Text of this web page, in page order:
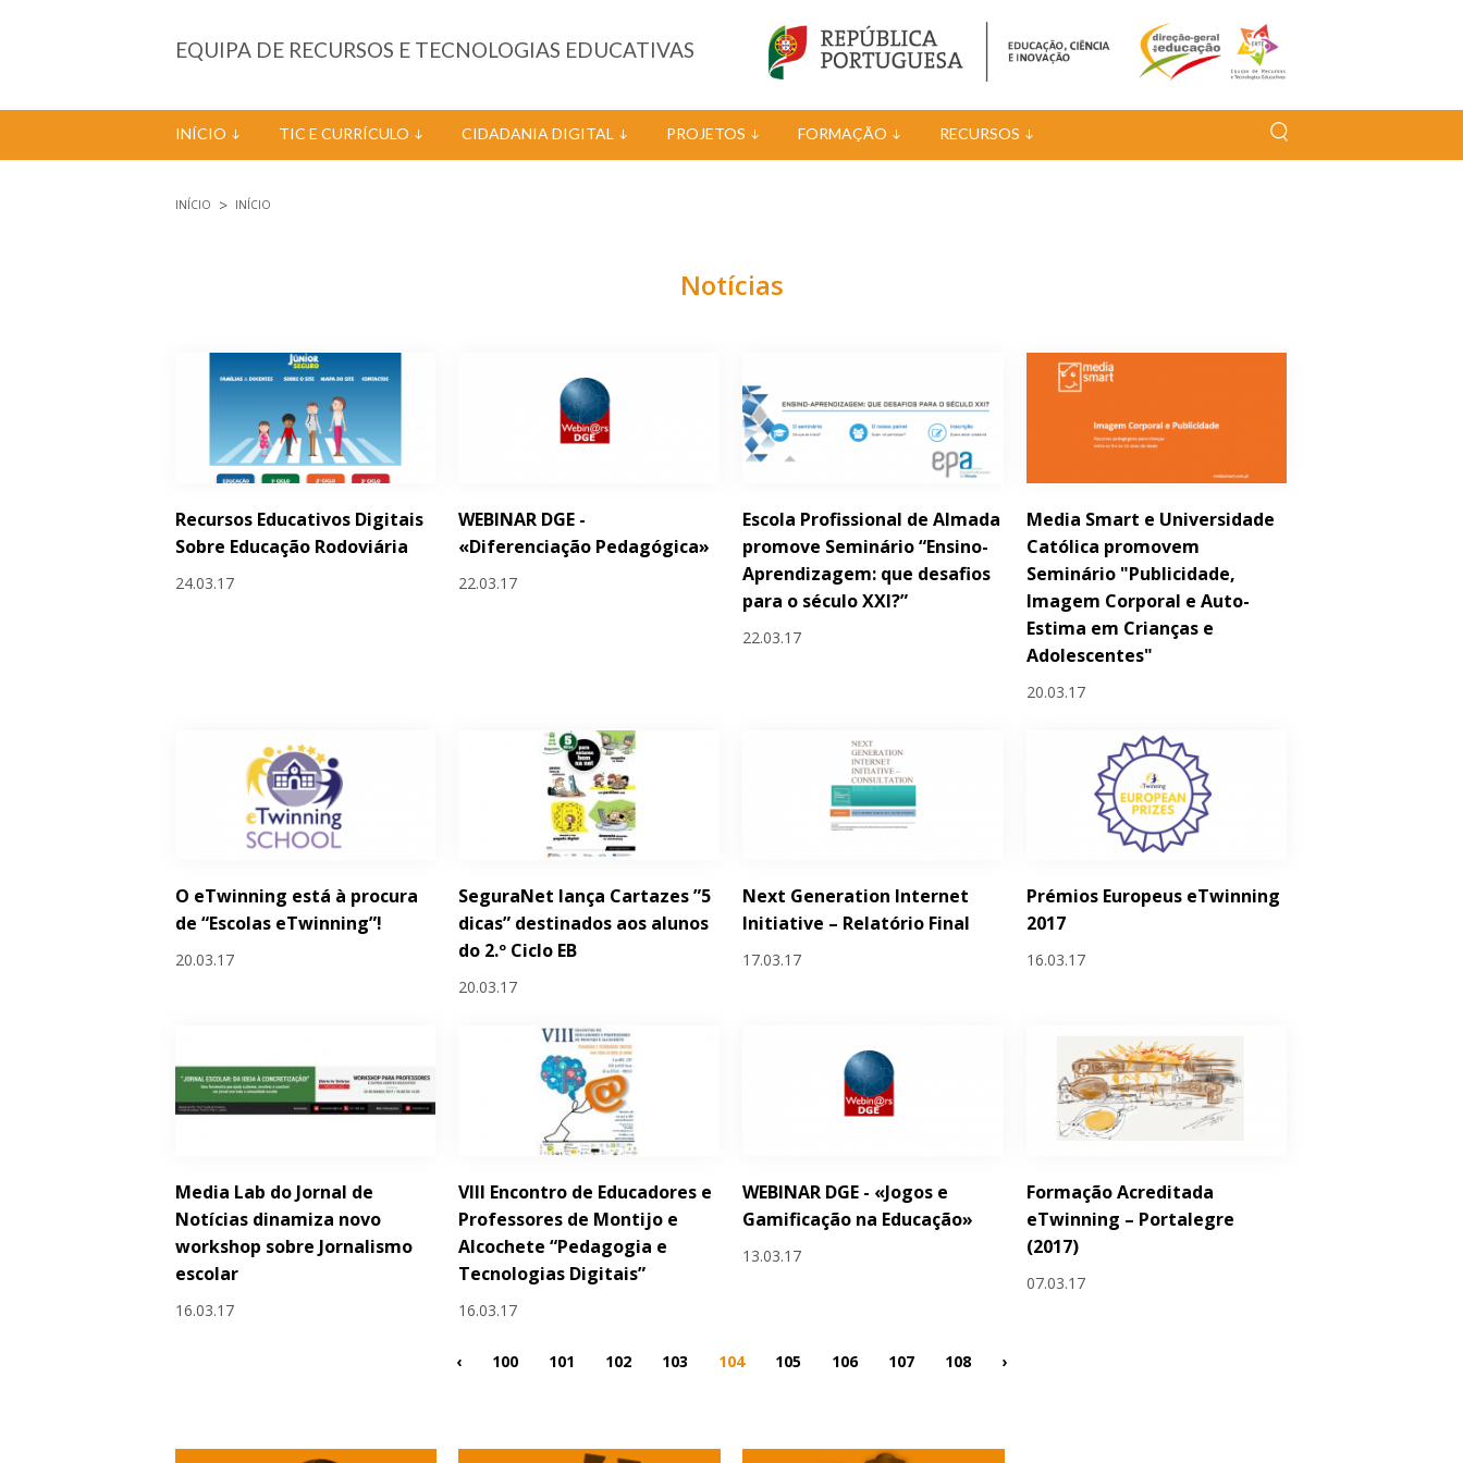
EQUIPA DE RECURSOS E TECNOLOGIAS EDUCATIVAS
INÍCIO TIC E CURRÍCULO CIDADANIA DIGITAL PROJETOS FORMAÇÃO RECURSOS
INÍCIO INÍCIO
Notícias
Recursos Educativos Digitais
Sobre Educação Rodoviária
24.03.17
WEBINAR DGE -
«Diferenciação Pedagógica»
22.03.17
Escola Profissional de Almada
promove Seminário “Ensino-
Aprendizagem: que desafios
para o século XXI?”
22.03.17
Media Smart e Universidade
Católica promovem
Seminário "Publicidade,
Imagem Corporal e Auto-
Estima em Crianças e
Adolescentes"
20.03.17
O eTwinning está à procura
de “Escolas eTwinning”!
20.03.17
SeguraNet lança Cartazes ”5
dicas” destinados aos alunos
do 2.º Ciclo EB
20.03.17
Next Generation Internet
Initiative – Relatório Final
17.03.17
Prémios Europeus eTwinning
2017
16.03.17
Media Lab do Jornal de
Notícias dinamiza novo
workshop sobre Jornalismo
escolar
16.03.17
VIII Encontro de Educadores e
Professores de Montijo e
Alcochete “Pedagogia e
Tecnologias Digitais”
16.03.17
WEBINAR DGE - «Jogos e
Gamificação na Educação»
13.03.17
Formação Acreditada
eTwinning – Portalegre
(2017)
07.03.17
Páginas
‹ 100 101 102 103 104 105 106 107 108 ›